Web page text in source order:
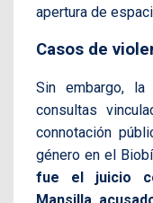
apertura de
Casos de
Sin embargo,
consultas
connotación
género en el
fue el juicio